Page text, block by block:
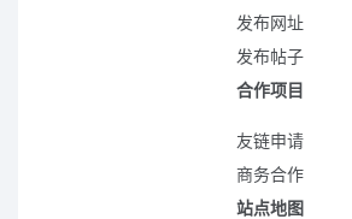
发布网址
发布帖子
合作项目
友链申请
商务合作
站点地图